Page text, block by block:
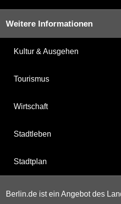
Weitere Informationen
Kultur & Ausgehen
Tourismus
Wirtschaft
Stadtleben
Stadtplan
Berlin.de ist ein Angebot des